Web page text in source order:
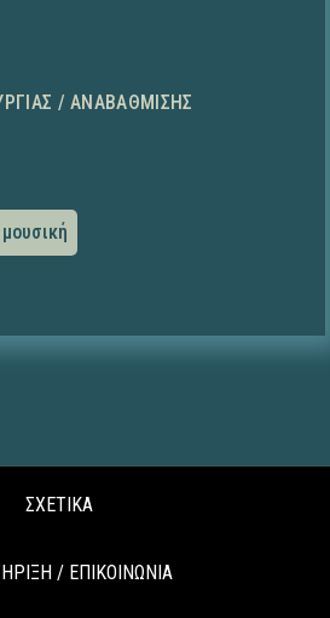
/ ΑΝΑΒΆΘΜΙΣΗΣ
μουσική
ΣΧΕΤΙΚΑ
/ ΕΠΙΚΟΙΝΩΝΙΑ